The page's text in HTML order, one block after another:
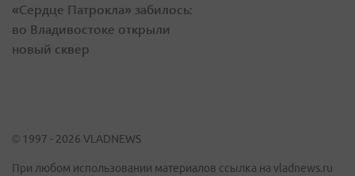
«Сердце Патрокла» забилось:
во Владивостоке открыли
новый сквер
© 1997 - 2026 VLADNEWS
При любом использовании материалов ссылка на vladnews.ru